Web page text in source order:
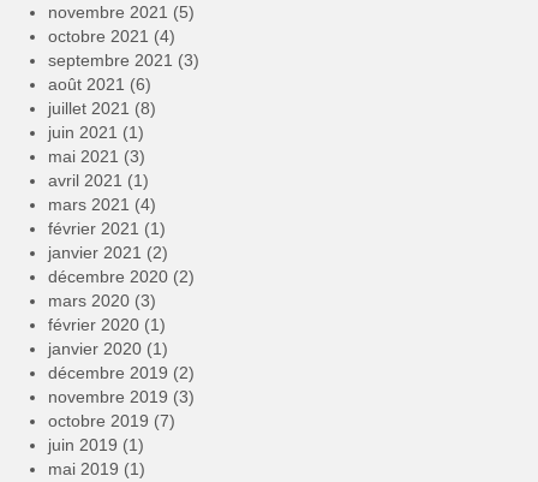
novembre 2021 (5)
octobre 2021 (4)
septembre 2021 (3)
août 2021 (6)
juillet 2021 (8)
juin 2021 (1)
mai 2021 (3)
avril 2021 (1)
mars 2021 (4)
février 2021 (1)
janvier 2021 (2)
décembre 2020 (2)
mars 2020 (3)
février 2020 (1)
janvier 2020 (1)
décembre 2019 (2)
novembre 2019 (3)
octobre 2019 (7)
juin 2019 (1)
mai 2019 (1)